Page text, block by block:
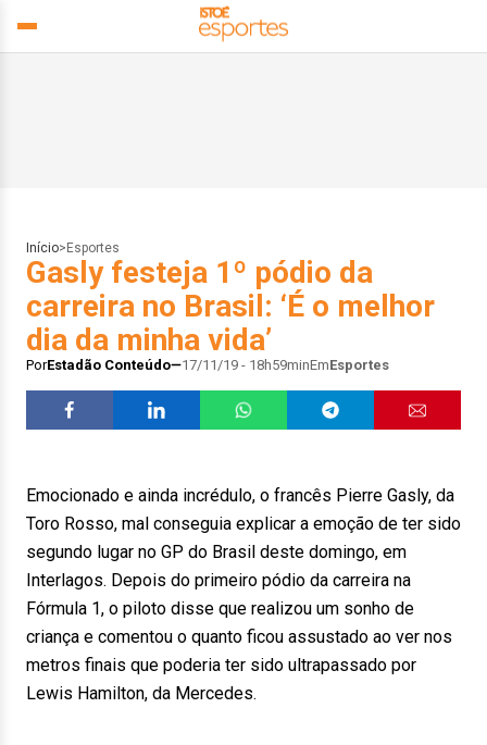
Início> Esportes
Gasly festeja 1º pódio da
carreira no Brasil: ‘É o melhor
dia da minha vida’
PorEstadão Conteúdo 17/11/19 - 18h59minEmEsportes
Emocionado e ainda incrédulo, o francês Pierre Gasly, da
Toro Rosso, mal conseguia explicar a emoção de ter sido
segundo lugar no GP do Brasil deste domingo, em
Interlagos. Depois do primeiro pódio da carreira na
Fórmula 1, o piloto disse que realizou um sonho de
criança e comentou o quanto ficou assustado ao ver nos
metros finais que poderia ter sido ultrapassado por
Lewis Hamilton, da Mercedes.